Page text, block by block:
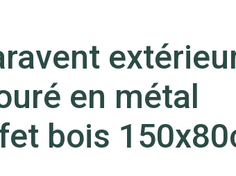
en métal
bois